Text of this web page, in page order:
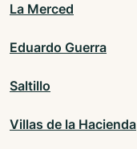
La Merced
Eduardo Guerra
Saltillo
Villas de la Hacienda